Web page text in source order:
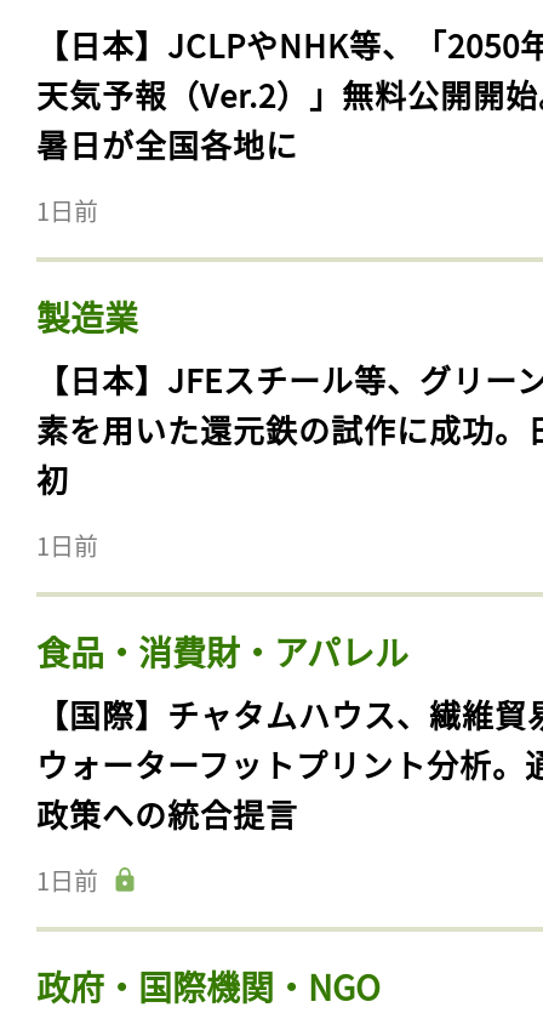
【日本】JCLPやNHK等、「2050
天気予報（Ver.2）」無料公開開
暑日が全国各地に
1日前
製造業
【日本】JFEスチール等、グリー
素を用いた還元鉄の試作に成功。
初
1日前
食品・消費財・アパレル
【国際】チャタムハウス、繊維貿
ウォーターフットプリント分析。
政策への統合提言
1日前
政府・国際機関・NGO